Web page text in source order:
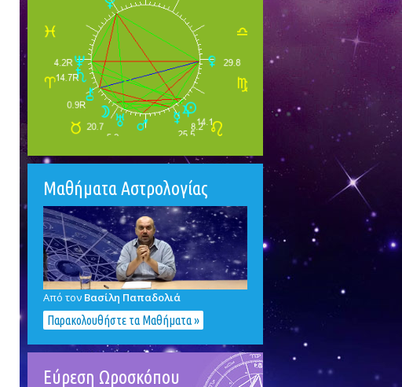
Μαθήματα Αστρολογίας
Από τον Βασίλη Παπαδολιά
Παρακολουθήστε τα Μαθήματα »
Εύρεση Ωροσκόπου